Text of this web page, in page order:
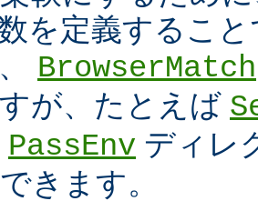
を定義するこ
BrowserMatch
が、たとえば
PassEnv ディレ
きます。